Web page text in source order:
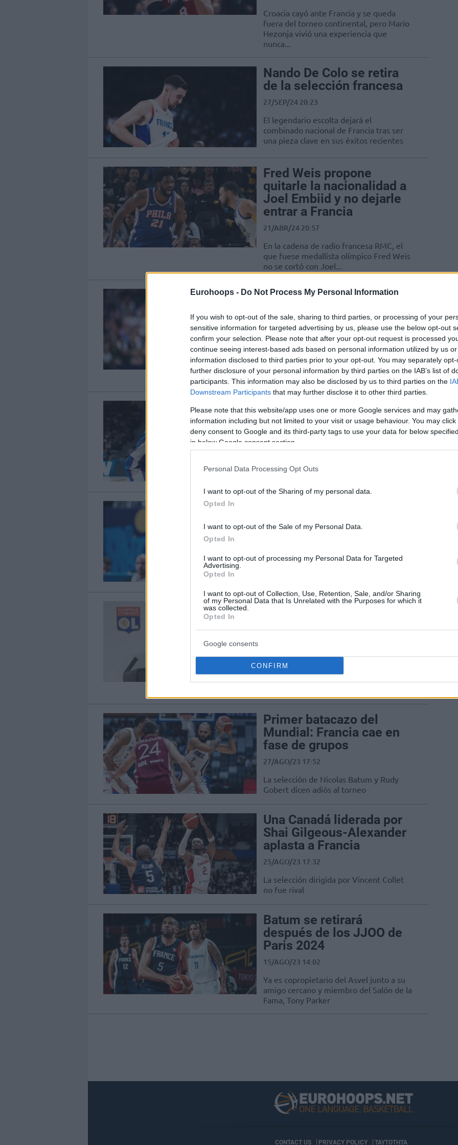
Eurohoops - Do Not Process My Personal Information
If you wish to opt-out of the sale, sharing to third parties, or processing of your
sensitive information for targeted advertising by us, please use the below opt-out
confirm your selection. Please note that after your opt-out request is processed
continue seeing interest-based ads based on personal information utilized by us
information disclosed to third parties prior to your opt-out. You may separately
further disclosure of your personal information by third parties on the IAB’s list of
participants. This information may also be disclosed by us to third parties on the
Downstream Participants that may further disclose it to other third parties.
Please note that this website/app uses one or more Google services and may
information including but not limited to your visit or usage behaviour. You may
deny consent to Google and its third-party tags to use your data for below
in below Google consent section.
Personal Data Processing Opt Outs
I want to opt-out of the Sharing of my personal data.
Opted In
I want to opt-out of the Sale of my Personal Data.
Opted In
I want to opt-out of processing my Personal Data for Targeted
Advertising.
Opted In
I want to opt-out of Collection, Use, Retention, Sale, and/or Sharing
of my Personal Data that Is Unrelated with the Purposes for which it
was collected.
Opted In
Google consents
CONFIRM
Croacia cayó ante Francia y se queda
fuera del torneo continental, pero Mario
Hezonja vivió una experiencia que
nunca...
Nando De Colo se retira
de la selección francesa
27/SEP/24 20:23
El legendario escolta dejará el
combinado nacional de Francia tras ser
una pieza clave en sus éxitos recientes
Fred Weis propone
quitarle la nacionalidad a
Joel Embiid y no dejarle
entrar a Francia
21/ABR/24 20:57
En la cadena de radio francesa RMC, el
que fuese medallista olímpico Fred Weis
no se cortó con Joel...
Se desata la polémica
Federación Francesa de
Baloncesto
01/FEB/24 20:50
El jugador con pasado en la Liga Endesa
no se corta y acusa a la FFBB
Guerschon Yabusele:
“Estoy esperando a los
JJOO, no a la NBA”
21/ENE/24 11:01
El interior galo se muestra feliz en
a cargo de la selección
francesa de baloncesto
Tony Parker habla sobre
futuro de Wemby y
03/SEP/23 12:10
Las llegadas de los dos NBA podría poner
Primer batacazo del
Mundial: Francia cae en
fase de grupos
27/AGO/23 17:52
La selección de Nicolas Batum y Rudy
Gobert dicen adiós al torneo
Una Canadá liderada por
Shai Gilgeous-Alexander
aplasta a Francia
25/AGO/23 17:32
La selección dirigida por Vincent Collet
no fue rival
Batum se retirará
después de los JJOO de
Paris 2024
15/AGO/23 14:02
Ya es copropietario del Asvel junto a su
amigo cercano y miembro del Salón de la
Fama, Tony Parker
CONTACT US PRIVACY POLICY ΤΑΥΤΟΤΗΤΑ